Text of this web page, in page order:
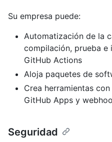
Su empresa puede:
Automatización de la
compilación, prueba e
GitHub Actions
Aloja paquetes de
Crea herramientas con
GitHub Apps y
Seguridad